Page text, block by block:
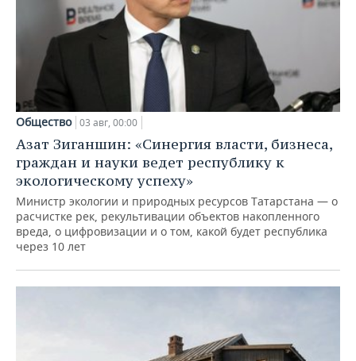
Общество 03 авг, 00:00
Азат Зиганшин: «Синергия власти, бизнеса,
граждан и науки ведет республику к
экологическому успеху»
Министр экологии и природных ресурсов Татарстана — о
расчистке рек, рекультивации объектов накопленного
вреда, о цифровизации и о том, какой будет республика
через 10 лет